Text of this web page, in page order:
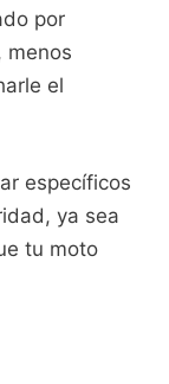
por
menos
el
específicos
ya sea
tu moto